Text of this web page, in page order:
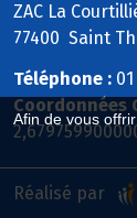
Afin de vous
ZAC La
77400 Saint
Téléphone :
Coordonnées
Réalisé par